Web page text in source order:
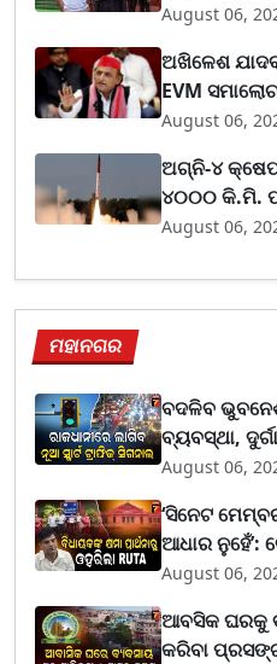
August 06,
ଅଖିଳେଶ
EVM
August 06,
ଅଗ୍ନି-୪
୪୦୦୦ କି.ମି.
August 06,
ମହାନଗର
ବଦଳିବ
ବ୍ୟବସ୍ଥା,
August 06,
‘ସିନେଟ
ଆଧାର ନୁହେଁ’:
August 06,
ଆବସିକ ଘରକୁ
କରିବା